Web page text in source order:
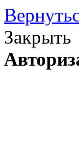
Закрыть